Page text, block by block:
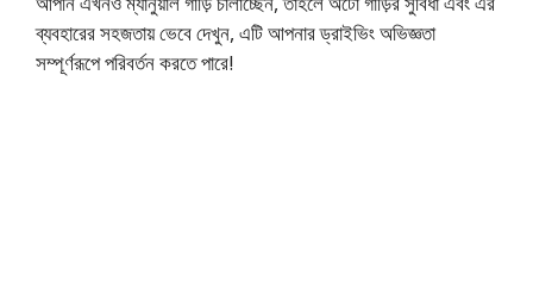
ব্যবহারের সহজতায় ভেবে দেখুন, এটি আপনার ড্রাইভিং অভিজ্ঞতা
সম্পূর্ণরূপে পরিবর্তন করতে পারে!